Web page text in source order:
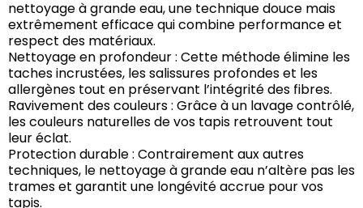
nettoyage à grande eau, une technique douce mais
extrêmement efficace qui combine performance et
respect des matériaux.
Nettoyage en profondeur : Cette méthode élimine les
taches incrustées, les salissures profondes et les
allergènes tout en préservant l’intégrité des fibres.
Ravivement des couleurs : Grâce à un lavage contrôlé,
les couleurs naturelles de vos tapis retrouvent tout
leur éclat.
Protection durable : Contrairement aux autres
techniques, le nettoyage à grande eau n’altère pas les
trames et garantit une longévité accrue pour vos
tapis.